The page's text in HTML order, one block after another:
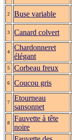
2 Buse variable
3 Canard colvert
4
Chardonneret
élégant
5 Corbeau freux
6 Coucou gris
7
Etourneau
sansonnet
8
Fauvette à tête
noire